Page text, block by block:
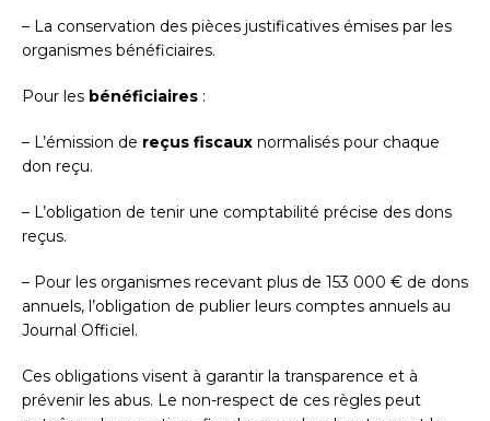
– La conservation des pièces justificatives émises par les
organismes bénéficiaires.
Pour les bénéficiaires :
– L’émission de reçus fiscaux normalisés pour chaque
don reçu.
– L’obligation de tenir une comptabilité précise des dons
reçus.
– Pour les organismes recevant plus de 153 000 € de dons
annuels, l’obligation de publier leurs comptes annuels au
Journal Officiel.
Ces obligations visent à garantir la transparence et à
prévenir les abus. Le non-respect de ces règles peut